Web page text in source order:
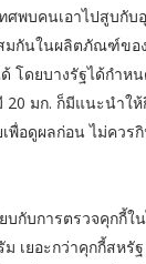
พบคนเอาไปสูบกั
กันในผลิตภัณฑ์ขอ
โดยบางรัฐได้กำ
มก. ก็มีแนะนำใ
ดูผลก่อน ไม่ควร
กับการตรวจคุกกี้
เยอะกว่าคุกกี้สห